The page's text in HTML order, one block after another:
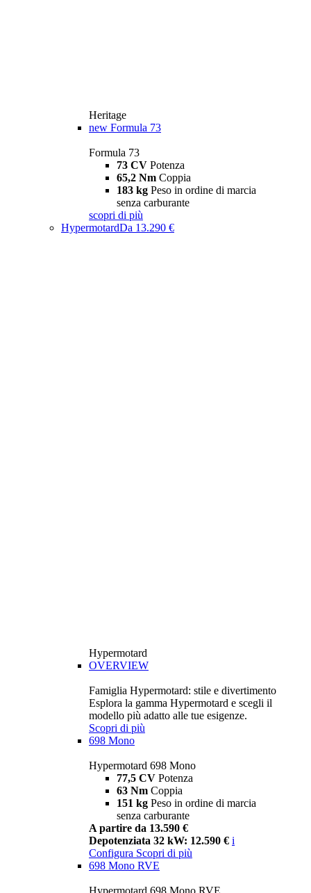
Heritage
new Formula 73
Formula 73
73 CV Potenza
65,2 Nm Coppia
183 kg Peso in ordine di marcia
senza carburante
scopri di più
HypermotardDa 13.290 €
Hypermotard
OVERVIEW
Famiglia Hypermotard: stile e divertimento
Esplora la gamma Hypermotard e scegli il
modello più adatto alle tue esigenze.
Scopri di più
698 Mono
Hypermotard 698 Mono
77,5 CV Potenza
63 Nm Coppia
151 kg Peso in ordine di marcia
senza carburante
A partire da 13.590 €
Depotenziata 32 kW: 12.590 € i
Configura Scopri di più
698 Mono RVE
Hypermotard 698 Mono RVE